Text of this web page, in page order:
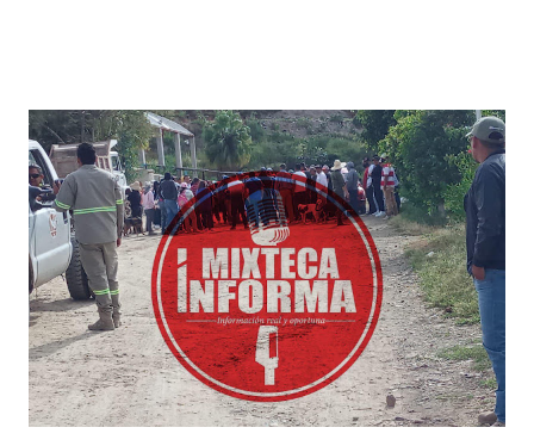
capilla vieja en un predio particular, monumento que es
considerado como histórico por esta instancia, el cual
pretendía ser demolido. “A raíz de una denuncia anónima
que llegó al centro INAH-Oaxaca se dio atención inmediata
y se emitió un comunicado a las autoridades municipales y al
supuesto propietario, y se le solicitó que suspendieran los
trabajos, ya también vino el abogado del área jurídica a
entregarle un documento, ...